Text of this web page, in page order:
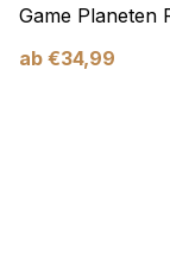
Game Planeten
ab €34,99